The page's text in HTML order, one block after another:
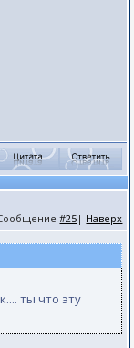
#25 | Наверх
ты что эту